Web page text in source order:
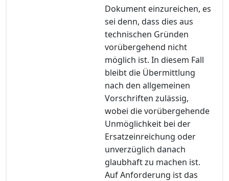
Dokument einzureichen, es
sei denn, dass dies aus
technischen Gründen
vorübergehend nicht
möglich ist. In diesem Fall
bleibt die Übermittlung
nach den allgemeinen
Vorschriften zulässig,
wobei die vorübergehende
Unmöglichkeit bei der
Ersatzeinreichung oder
unverzüglich danach
glaubhaft zu machen ist.
Auf Anforderung ist das